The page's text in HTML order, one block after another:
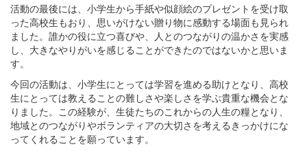
活動の最後には、小学生から手紙や似顔絵のプレゼントを受け取
った高校生もおり、思いがけない贈り物に感動する場面も見られ
ました。誰かの役に立つ喜びや、人とのつながりの温かさを実感
し、大きなやりがいを感じることができたのではないかと思いま
す。
今回の活動は、小学生にとっては学習を進める助けとなり、高校
生にとっては教えることの難しさや楽しさを学ぶ貴重な機会とな
りました。この経験が、生徒たちのこれからの人生の糧となり、
地域とのつながりやボランティアの大切さを考えるきっかけにな
ってくれることを願っています。